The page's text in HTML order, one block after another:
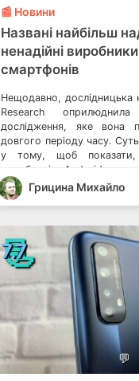
📰 Новини
Названі найбільш
ненадійні
смартфонів
Нещодавно, дослідницька
Research
дослідження, яке вона
довгого періоду часу.
у тому, щоб
виробників Android-
оновлень операційної
прошивок. Також, як
компанія намагалася
на […]
Грицина Михайло
📃
7.7
💬